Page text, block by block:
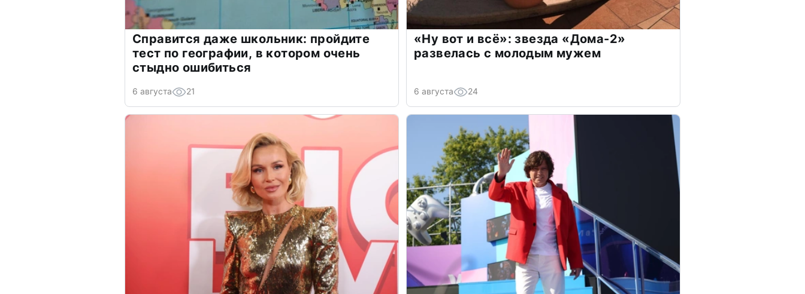
Справится даже школьник: пройдите
тест по географии, в котором очень
стыдно ошибиться
6 августа 21
«Ну вот и всё»: звезда «Дома-2»
развелась с молодым мужем
6 августа 24